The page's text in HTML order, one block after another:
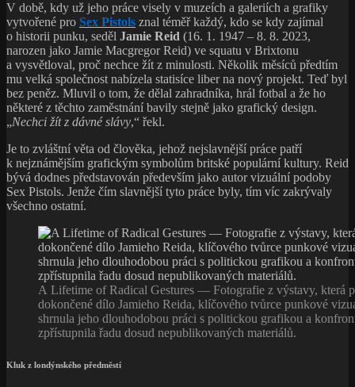
V době, kdy už jeho práce visely v muzeích a galeriích a grafiky
vytvořené pro Sex Pistols znal téměř každý, kdo se kdy zajímal
o historii punku, seděl Jamie Reid (16. 1. 1947 – 8. 8. 2023,
narozen jako Jamie Macgregor Reid) ve squatu v Brixtonu
a vysvětloval, proč nechce žít z minulosti. Několik měsíců předtím
mu velká společnost nabízela statisíce liber na nový projekt. Teď byl
bez peněz. Mluvil o tom, že dělal zahradníka, hrál fotbal a že ho
některé z těchto zaměstnání bavily stejně jako grafický design.
„Nechci žít z dávné slávy,“ řekl.
Je to zvláštní věta od člověka, jehož nejslavnější práce patří
k nejznámějším grafickým symbolům britské populární kultury. Reid
bývá dodnes představován především jako autor vizuální podoby
Sex Pistols. Jenže čím slavnější tyto práce byly, tím víc zakrývaly
všechno ostatní.
A Lifetime of Radical Gestures — Fotografie z výstavy, která
dokončené dílo Jamieho Reida, klíčového tvůrce punkové
shrnula jeho dlouhodobou práci s politickou grafikou a
zpřístupnila řadu dosud nepublikovaných materiálů.
Kluk z londýnského předměstí